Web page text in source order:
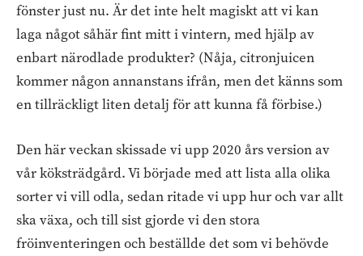
fönster just nu. Är det inte helt magiskt att vi kan
laga något såhär fint mitt i vintern, med hjälp av
enbart närodlade produkter? (Nåja, citronjuicen
kommer någon annanstans ifrån, men det känns som
en tillräckligt liten detalj för att kunna få förbise.)
Den här veckan skissade vi upp 2020 års version av
vår köksträdgård. Vi började med att lista alla olika
sorter vi vill odla, sedan ritade vi upp hur och var allt
ska växa, och till sist gjorde vi den stora
fröinventeringen och beställde det som vi behövde